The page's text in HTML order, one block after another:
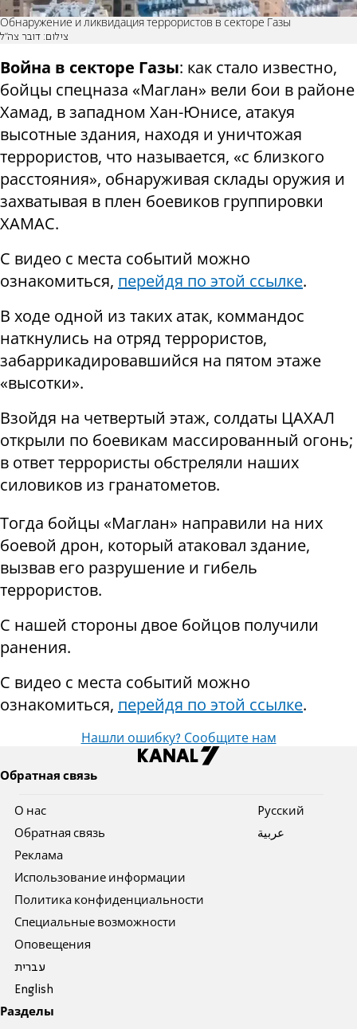
Обнаружение и ликвидация террористов в секторе Газы
צילום: דובר צה"ל
Война в секторе Газы: как стало известно,
бойцы спецназа «Маглан» вели бои в районе
Хамад, в западном Хан-Юнисе, атакуя
высотные здания, находя и уничтожая
террористов, что называется, «с близкого
расстояния», обнаруживая склады оружия и
захватывая в плен боевиков группировки
ХАМАС.
С видео с места событий можно
ознакомиться, перейдя по этой ссылке.
В ходе одной из таких атак, коммандос
наткнулись на отряд террористов,
забаррикадировавшийся на пятом этаже
«высотки».
Взойдя на четвертый этаж, солдаты ЦАХАЛ
открыли по боевикам массированный огонь;
в ответ террористы обстреляли наших
силовиков из гранатометов.
Тогда бойцы «Маглан» направили на них
боевой дрон, который атаковал здание,
вызвав его разрушение и гибель
террористов.
С нашей стороны двое бойцов получили
ранения.
С видео с места событий можно
ознакомиться, перейдя по этой ссылке.
Нашли ошибку? Сообщите нам
Обратная связь
О нас
Обратная связь
Реклама
Использование информации
Политика конфиденциальности
Специальные возможности
Оповещения
עברית
English
Pусский
عربية
Разделы